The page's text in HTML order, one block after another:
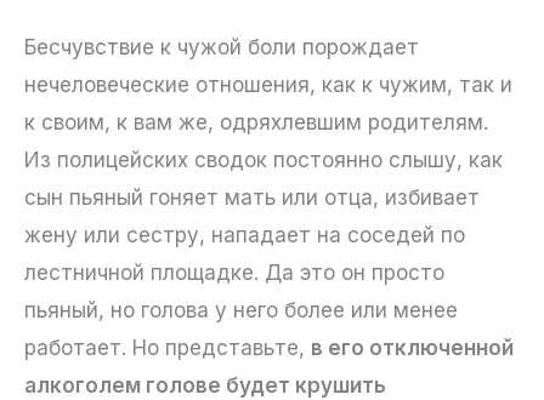
Бесчувствие к чужой боли порождает
нечеловеческие отношения, как к чужим, так и
к своим, к вам же, одряхлевшим родителям.
Из полицейских сводок постоянно слышу, как
сын пьяный гоняет мать или отца, избивает
жену или сестру, нападает на соседей по
лестничной площадке. Да это он просто
пьяный, но голова у него более или менее
работает. Но представьте, в его отключенной
алкоголем голове будет крушить